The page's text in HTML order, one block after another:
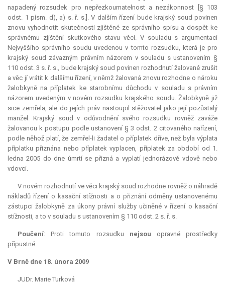
napadený rozsudek pro nepřezkoumatelnost a nezákonnost [§ 103
odst. 1 písm. d), a) s. ř. s.]. V dalším řízení bude krajský soud povinen
znovu vyhodnotit skutečnosti zjištěné ze správního spisu a dospět ke
správnému zjištění skutkového stavu věci. V souladu s argumentací
Nejvyššího správního soudu uvedenou v tomto rozsudku, která je pro
krajský soud závazným právním názorem v souladu s ustanovením §
110 odst. 3 s. ř. s., bude krajský soud povinen rozhodnutí žalované zrušit
a věc jí vrátit k dalšímu řízení, v němž žalovaná znovu rozhodne o nároku
žalobkyně na příplatek ke starobnímu důchodu v souladu s právním
názorem uvedeným v novém rozsudku krajského soudu. Žalobkyně již
sice zemřela, ale do jejích práv nastoupil stěžovatel jako její pozůstalý
manžel. Krajský soud v odůvodnění svého rozsudku rovněž zaváže
žalovanou k postupu podle ustanovení § 3 odst. 2 citovaného nařízení,
podle něhož platí, že zemřel-li žadatel o příplatek dříve, než byla výplata
příplatku přiznána nebo příplatek vyplacen, příplatek za období od 1.
ledna 2005 do dne úmrtí se přizná a vyplatí jednorázově vdově nebo
vdovci.
V novém rozhodnutí ve věci krajský soud rozhodne rovněž o náhradě
nákladů řízení o kasační stížnosti a o přiznání odměny ustanovenému
zástupci žalobkyně za úkony právní služby učiněné v řízení o kasační
stížnosti, a to v souladu s ustanovením § 110 odst. 2 s. ř. s.
Poučení: Proti tomuto rozsudku nejsou opravné prostředky
přípustné.
V Brně dne 18. února 2009
JUDr. Marie Turková